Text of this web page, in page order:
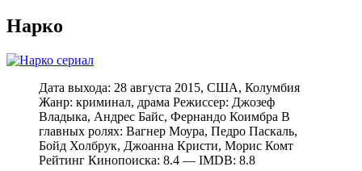
Нарко
Дата выхода: 28 августа 2015, США, Колумбия
Жанр: криминал, драма Режиссер: Джозеф
Владыка, Андрес Байс, Фернандо Коимбра В
главных ролях: Вагнер Моура, Педро Паскаль,
Бойд Холбрук, Джоанна Кристи, Морис Комт
Рейтинг Кинопоиска: 8.4 — IMDB: 8.8